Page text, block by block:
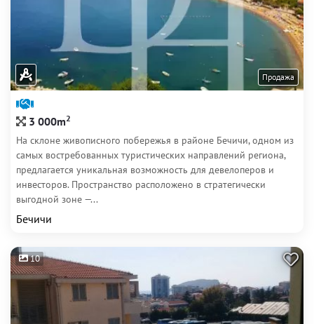
Продажа
3 000m2
На склоне живописного побережья в районе Бечичи, одном из
самых востребованных туристических направлений региона,
предлагается уникальная возможность для девелоперов и
инвесторов. Пространство расположено в стратегически
выгодной зоне —...
Бечичи
10